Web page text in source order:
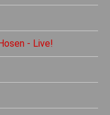
- Live!